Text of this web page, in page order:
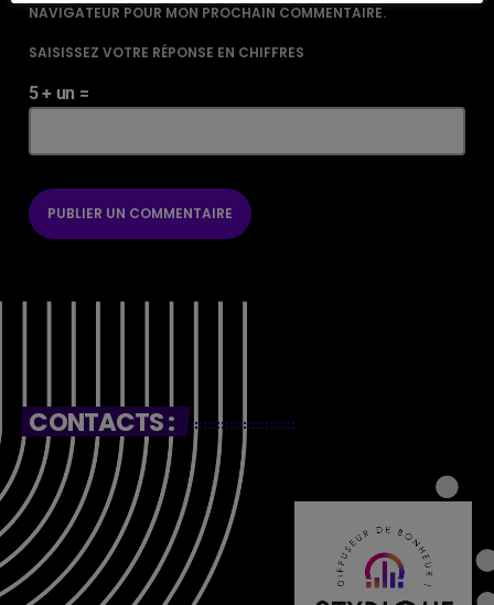
NAVIGATEUR POUR MON PROCHAIN COMMENTAIRE.
SAISISSEZ VOTRE RÉPONSE EN CHIFFRES
5 + un =
CONTACTS :